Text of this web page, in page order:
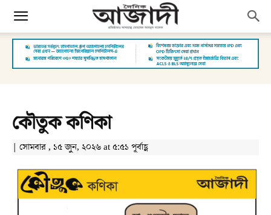
কৌতুক কণিকা
| সোমবার , ১৫ জুন, ২০২৬ at ৫:৫১ পূর্বাহ্ণ